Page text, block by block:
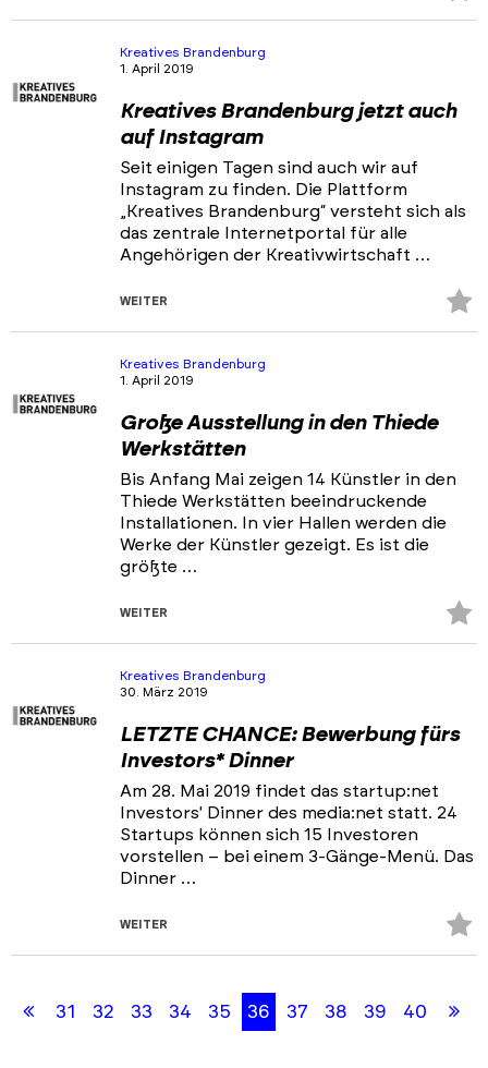
Kreatives Brandenburg
1. April 2019
Kreatives Brandenburg jetzt auch
auf Instagram
Seit einigen Tagen sind auch wir auf
Instagram zu finden. Die Plattform
„Kreatives Brandenburg“ versteht sich als
das zentrale Internetportal für alle
Angehörigen der Kreativwirtschaft …
WEITER
Kreatives Brandenburg
1. April 2019
Große Ausstellung in den Thiede
Werkstätten
Bis Anfang Mai zeigen 14 Künstler in den
Thiede Werkstätten beeindruckende
Installationen. In vier Hallen werden die
Werke der Künstler gezeigt. Es ist die
größte …
WEITER
Kreatives Brandenburg
30. März 2019
LETZTE CHANCE: Bewerbung fürs
Investors* Dinner
Am 28. Mai 2019 findet das startup:net
Investors' Dinner des media:net statt. 24
Startups können sich 15 Investoren
vorstellen – bei einem 3-Gänge-Menü. Das
Dinner …
WEITER
to
to
Erste
31 32 33 34 35 36 37 38 39 40